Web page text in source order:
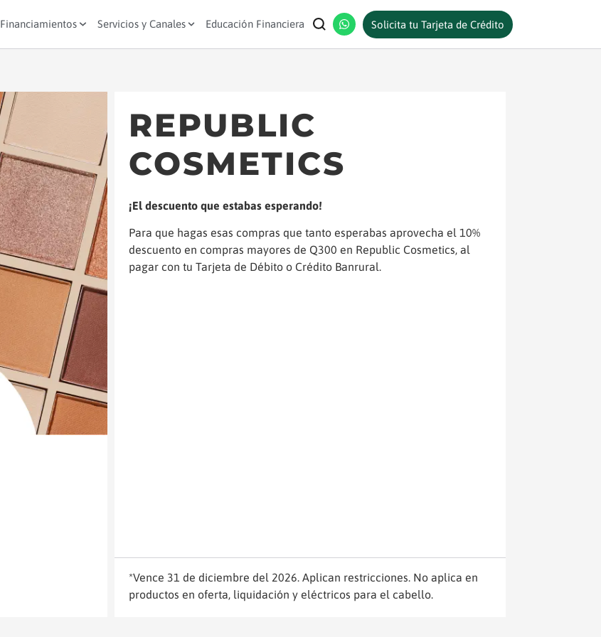
Financiamientos Servicios y Canales Educación Financiera Solicita tu Tarjeta de Crédito
REPUBLIC
COSMETICS
¡El descuento que estabas esperando!
Para que hagas esas compras que tanto esperabas aprovecha el 10%
descuento en compras mayores de Q300 en Republic Cosmetics, al
pagar con tu Tarjeta de Débito o Crédito Banrural.
*Vence 31 de diciembre del 2026. Aplican restricciones. No aplica en
productos en oferta, liquidación y eléctricos para el cabello.